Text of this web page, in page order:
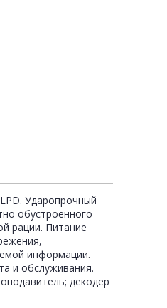
Ударопрочный
обустроенного
рации. Питание
информации.
и обслуживания.
декодер